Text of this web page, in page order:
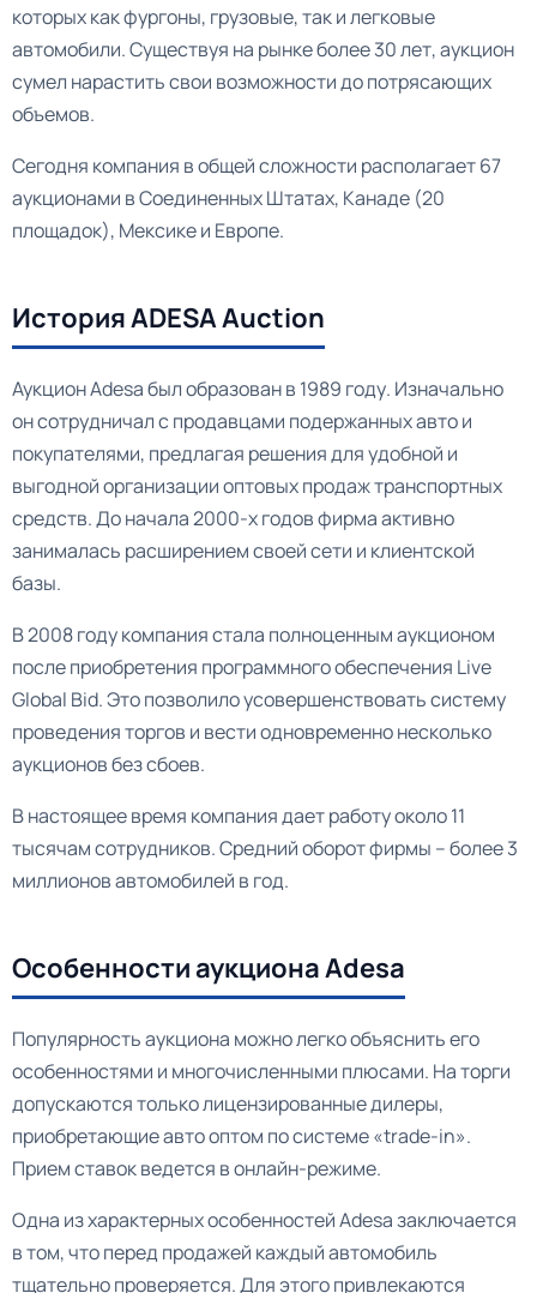
которых как фургоны, грузовые, так и легковые
автомобили. Существуя на рынке более 30 лет, аукцион
сумел нарастить свои возможности до потрясающих
объемов.
Сегодня компания в общей сложности располагает 67
аукционами в Соединенных Штатах, Канаде (20
площадок), Мексике и Европе.
История ADESA Auction
Аукцион Adesa был образован в 1989 году. Изначально
он сотрудничал с продавцами подержанных авто и
покупателями, предлагая решения для удобной и
выгодной организации оптовых продаж транспортных
средств. До начала 2000-х годов фирма активно
занималась расширением своей сети и клиентской
базы.
В 2008 году компания стала полноценным аукционом
после приобретения программного обеспечения Live
Global Bid. Это позволило усовершенствовать систему
проведения торгов и вести одновременно несколько
аукционов без сбоев.
В настоящее время компания дает работу около 11
тысячам сотрудников. Средний оборот фирмы – более 3
миллионов автомобилей в год.
Особенности аукциона Adesa
Популярность аукциона можно легко объяснить его
особенностями и многочисленными плюсами. На торги
допускаются только лицензированные дилеры,
приобретающие авто оптом по системе «trade-in».
Прием ставок ведется в онлайн-режиме.
Одна из характерных особенностей Adesa заключается
в том, что перед продажей каждый автомобиль
тщательно проверяется. Для этого привлекаются